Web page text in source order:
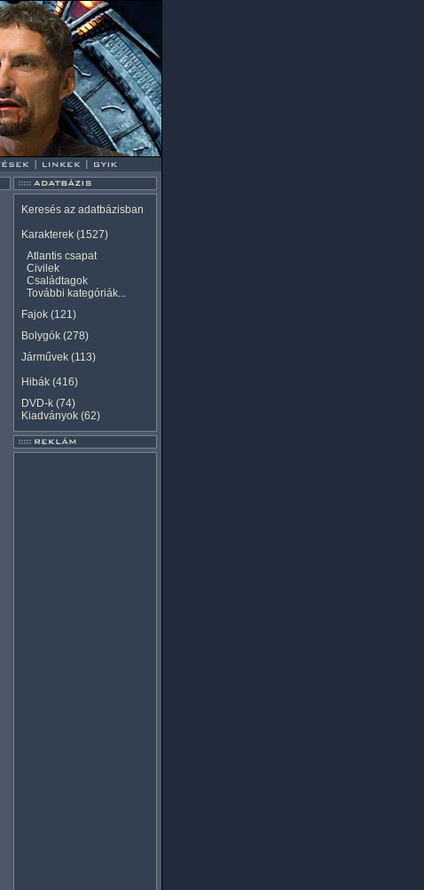
Keresés az adatbázisban
Karakterek (1527)
Atlantis csapat
Civilek
Családtagok
További kategóriák...
Fajok (121)
Bolygók (278)
Járművek (113)
Hibák (416)
DVD-k (74)
Kiadványok (62)